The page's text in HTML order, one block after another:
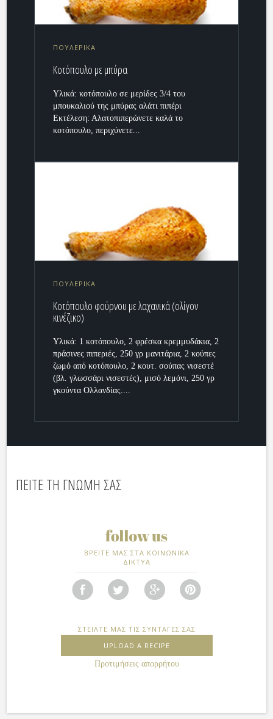
ΠΟΥΛΕΡΙΚΑ
Κοτόπουλο με μπύρα
Υλικά: κοτόπουλο σε μερίδες 3/4 του
μπουκαλιού της μπύρας αλάτι πιπέρι
Εκτέλεση: Αλατοπιπερώνετε καλά το
κοτόπουλο, περιχύνετε...
ΠΟΥΛΕΡΙΚΑ
Κοτόπουλο φούρνου με λαχανικά (ολίγον
κινέζικο)
Υλικά: 1 κοτόπουλο, 2 φρέσκα κρεμμυδάκια, 2
πράσινες πιπεριές, 250 γρ μανιτάρια, 2 κούπες
ζωμό από κοτόπουλο, 2 κουτ. σούπας νισεστέ
(βλ. γλωσσάρι νισεστές), μισό λεμόνι, 250 γρ
γκούντα Ολλανδίας....
ΠΕΙΤΕ ΤΗ ΓΝΩΜΗ ΣΑΣ
ΒΡΕΙΤΕ ΜΑΣ ΣΤΑ ΚΟΙΝΩΝΙΚΑ
ΔΙΚΤΥΑ
ΣΤΕΙΛΤΕ ΜΑΣ ΤΙΣ ΣΥΝΤΑΓΕΣ ΣΑΣ
UPLOAD A RECIPE
Προτιμήσεις απορρήτου